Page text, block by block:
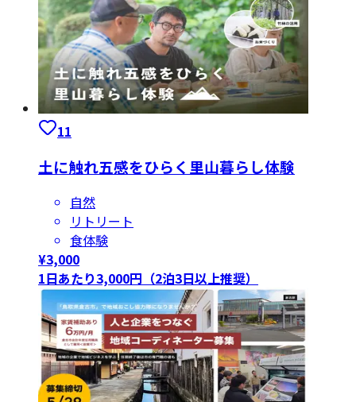
11
土に触れ五感をひらく里山暮らし体験
自然
リトリート
食体験
¥3,000
1日あたり3,000円（2泊3日以上推奨）